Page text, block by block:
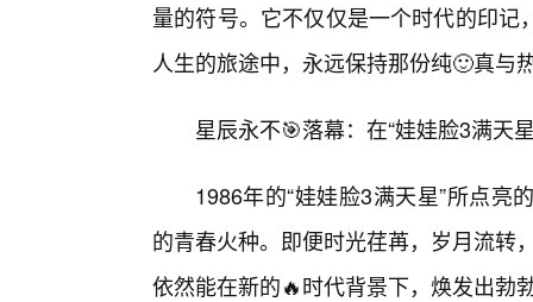
量的符号。它不仅仅是一个时代的印
人生的旅途中，永远保持那份纯🙂真与
星辰永不🎯落幕：在“娃娃脸3满天
1986年的“娃娃脸3满天星”所点亮
的青春火种。即便时光荏苒，岁月流转
依然能在新的🔥时代背景下，焕发出勃